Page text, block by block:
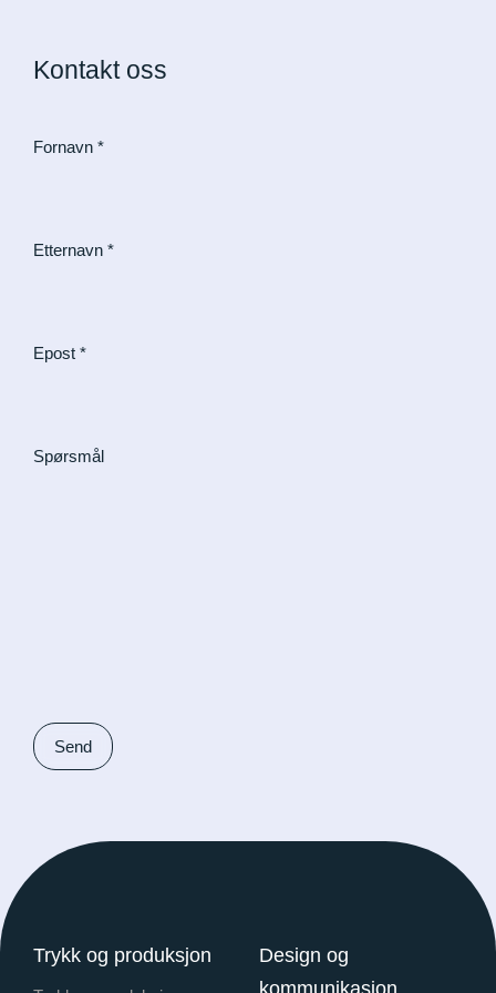
Kontakt oss
Fornavn *
Etternavn *
Epost *
Spørsmål
Trykk og produksjon
Design og
kommunikasjon